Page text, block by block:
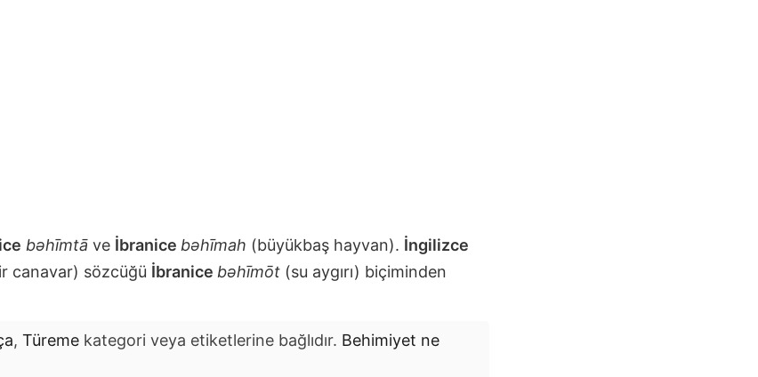
bəhīmtā ve İbranice bəhīmah (büyükbaş hayvan). İngilizce
canavar) sözcüğü İbranice bəhīmōt (su aygırı) biçiminden
, Türeme kategori veya etiketlerine bağlıdır. Behimiyet ne